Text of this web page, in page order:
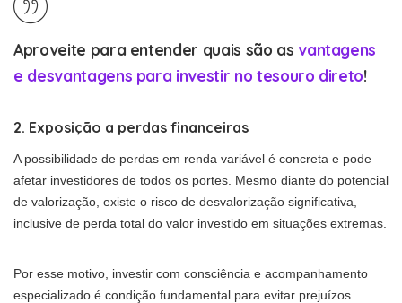
Aproveite para entender quais são as vantagens
e desvantagens para investir no tesouro direto!
2. Exposição a perdas financeiras
A possibilidade de perdas em renda variável é concreta e pode
afetar investidores de todos os portes. Mesmo diante do potencial
de valorização, existe o risco de desvalorização significativa,
inclusive de perda total do valor investido em situações extremas.
Por esse motivo, investir com consciência e acompanhamento
especializado é condição fundamental para evitar prejuízos